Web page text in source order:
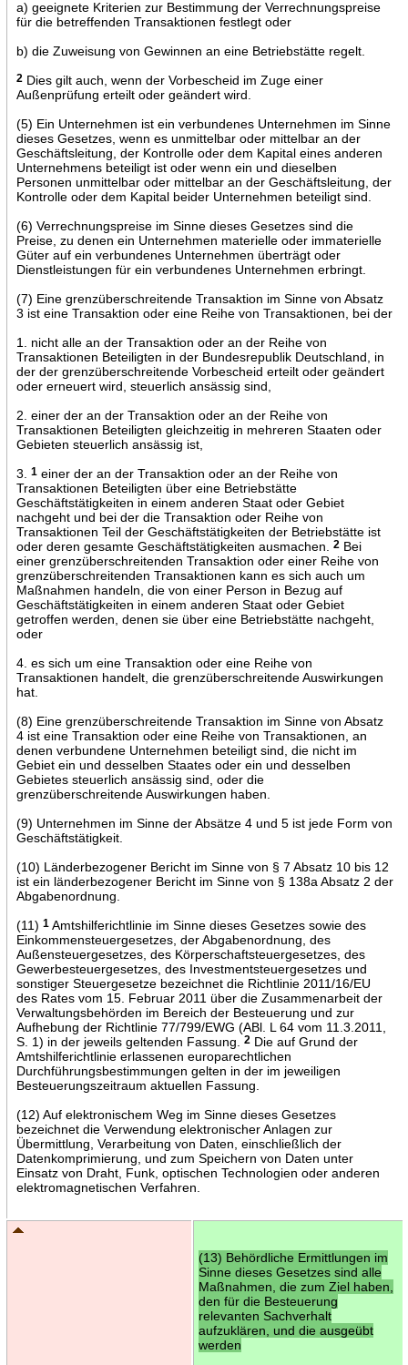
a) geeignete Kriterien zur Bestimmung der Verrechnungspreise
für die betreffenden Transaktionen festlegt oder
b) die Zuweisung von Gewinnen an eine Betriebstätte regelt.
2Dies gilt auch, wenn der Vorbescheid im Zuge einer
Außenprüfung erteilt oder geändert wird.
(5) Ein Unternehmen ist ein verbundenes Unternehmen im Sinne
dieses Gesetzes, wenn es unmittelbar oder mittelbar an der
Geschäftsleitung, der Kontrolle oder dem Kapital eines anderen
Unternehmens beteiligt ist oder wenn ein und dieselben
Personen unmittelbar oder mittelbar an der Geschäftsleitung, der
Kontrolle oder dem Kapital beider Unternehmen beteiligt sind.
(6) Verrechnungspreise im Sinne dieses Gesetzes sind die
Preise, zu denen ein Unternehmen materielle oder immaterielle
Güter auf ein verbundenes Unternehmen überträgt oder
Dienstleistungen für ein verbundenes Unternehmen erbringt.
(7) Eine grenzüberschreitende Transaktion im Sinne von Absatz
3 ist eine Transaktion oder eine Reihe von Transaktionen, bei der
1. nicht alle an der Transaktion oder an der Reihe von
Transaktionen Beteiligten in der Bundesrepublik Deutschland, in
der der grenzüberschreitende Vorbescheid erteilt oder geändert
oder erneuert wird, steuerlich ansässig sind,
2. einer der an der Transaktion oder an der Reihe von
Transaktionen Beteiligten gleichzeitig in mehreren Staaten oder
Gebieten steuerlich ansässig ist,
3.
1einer der an der Transaktion oder an der Reihe von
Transaktionen Beteiligten über eine Betriebstätte
Geschäftstätigkeiten in einem anderen Staat oder Gebiet
nachgeht und bei der die Transaktion oder Reihe von
Transaktionen Teil der Geschäftstätigkeiten der Betriebstätte ist
oder deren gesamte Geschäftstätigkeiten ausmachen.
2Bei
einer grenzüberschreitenden Transaktion oder einer Reihe von
grenzüberschreitenden Transaktionen kann es sich auch um
Maßnahmen handeln, die von einer Person in Bezug auf
Geschäftstätigkeiten in einem anderen Staat oder Gebiet
getroffen werden, denen sie über eine Betriebstätte nachgeht,
oder
4. es sich um eine Transaktion oder eine Reihe von
Transaktionen handelt, die grenzüberschreitende Auswirkungen
hat.
(8) Eine grenzüberschreitende Transaktion im Sinne von Absatz
4 ist eine Transaktion oder eine Reihe von Transaktionen, an
denen verbundene Unternehmen beteiligt sind, die nicht im
Gebiet ein und desselben Staates oder ein und desselben
Gebietes steuerlich ansässig sind, oder die
grenzüberschreitende Auswirkungen haben.
(9) Unternehmen im Sinne der Absätze 4 und 5 ist jede Form von
Geschäftstätigkeit.
(10) Länderbezogener Bericht im Sinne von § 7 Absatz 10 bis 12
ist ein länderbezogener Bericht im Sinne von § 138a Absatz 2 der
Abgabenordnung.
(11) 1Amtshilferichtlinie im Sinne dieses Gesetzes sowie des
Einkommensteuergesetzes, der Abgabenordnung, des
Außensteuergesetzes, des Körperschaftsteuergesetzes, des
Gewerbesteuergesetzes, des Investmentsteuergesetzes und
sonstiger Steuergesetze bezeichnet die Richtlinie 2011/16/EU
des Rates vom 15. Februar 2011 über die Zusammenarbeit der
Verwaltungsbehörden im Bereich der Besteuerung und zur
Aufhebung der Richtlinie 77/799/EWG (ABl. L 64 vom 11.3.2011,
S. 1) in der jeweils geltenden Fassung.
2Die auf Grund der
Amtshilferichtlinie erlassenen europarechtlichen
Durchführungsbestimmungen gelten in der im jeweiligen
Besteuerungszeitraum aktuellen Fassung.
(12) Auf elektronischem Weg im Sinne dieses Gesetzes
bezeichnet die Verwendung elektronischer Anlagen zur
Übermittlung, Verarbeitung von Daten, einschließlich der
Datenkomprimierung, und zum Speichern von Daten unter
Einsatz von Draht, Funk, optischen Technologien oder anderen
elektromagnetischen Verfahren.
(13) Behördliche Ermittlungen im
Sinne dieses Gesetzes sind alle
Maßnahmen, die zum Ziel haben,
den für die Besteuerung
relevanten Sachverhalt
aufzuklären, und die ausgeübt
werden